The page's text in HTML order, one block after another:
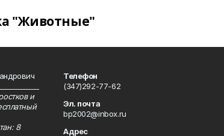
"Животные"
и
8
Телефон
(347)292-77-62
Эл. почта
bp2002@inbox.ru
Адрес